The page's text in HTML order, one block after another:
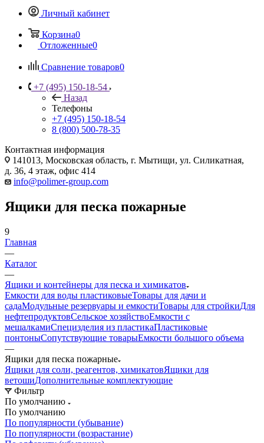
Личный кабинет
Корзина0
Отложенные0
Сравнение товаров0
+7 (495) 150-18-54
Назад
Телефоны
+7 (495) 150-18-54
8 (800) 500-78-35
Контактная информация
141013, Московская область, г. Мытищи, ул. Силикатная,
д. 36, 4 этаж, офис 414
info@polimer-group.com
Ящики для песка пожарные
9
Главная
—
Каталог
—
Ящики и контейнеры для песка и химикатов
Емкости для воды пластиковыеТовары для дачи и
садаМодульные резервуары и емкостиТовары для стройкиДля
нефтепродуктовСельское хозяйствоЕмкости с
мешалкамиСпецизделия из пластикаПластиковые
понтоныСопутствующие товарыЕмкости большого объема
—
Ящики для песка пожарные
Ящики для соли, реагентов, химикатовЯщики для
ветошиДополнительные комплектующие
Фильтр
По умолчанию
По умолчанию
По популярности (убывание)
По популярности (возрастание)